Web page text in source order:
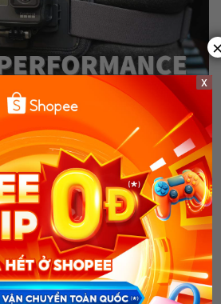
(Mount) sẽ mang đến hiệu quả sử dụng cao.
mainguyen.vn)
góc nhìn
ống kính góc nhìn (FOV) siêu
lúc nào góc nhìn 170 độ cũng là lựa
Một vài sản phẩm cho phép bạn lựa
phân giải nhất định, tùy vào hoàn
đổi sang góc chụp trung bình
x